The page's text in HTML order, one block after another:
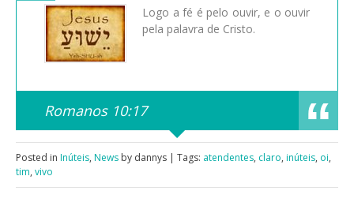
Logo a fé é pelo ouvir, e o ouvir
pela palavra de Cristo.
Romanos 10:17
Posted in Inúteis, News by dannys | Tags: atendentes, claro, inúteis, oi,
tim, vivo